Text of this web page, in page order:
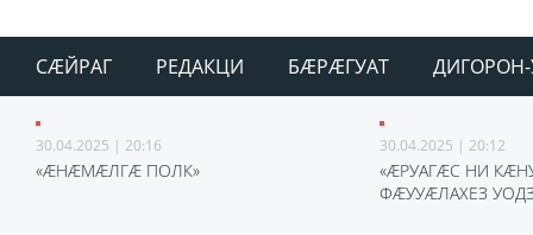
СÆЙРАГ РЕДАКЦИ БÆРÆГУАТ ДИГОРОН-
30.04.2025 | 20:16
«ÆНÆМÆЛГÆ ПОЛК»
30.04.2025 | 20:12
«ÆРУАГÆС НИ
ФÆУУÆЛАХЕЗ